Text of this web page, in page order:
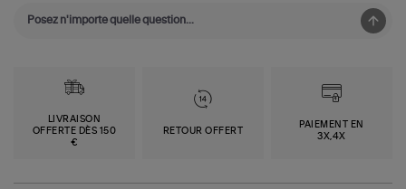
LIVRAISON
OFFERTE DÈS 150
€
RETOUR OFFERT
PAIEMENT EN
3X,4X